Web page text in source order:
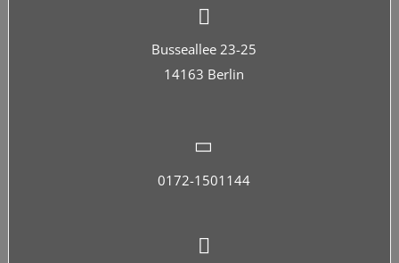
Busseallee 23-25
14163 Berlin
0172-1501144